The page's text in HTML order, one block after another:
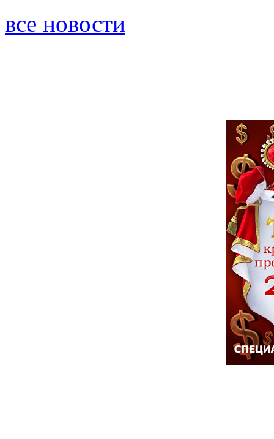
все новости